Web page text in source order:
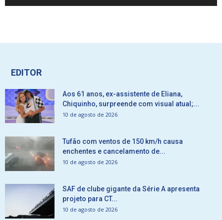
EDITOR
Aos 61 anos, ex-assistente de Eliana,
Chiquinho, surpreende com visual atual;...
10 de agosto de 2026
Tufão com ventos de 150 km/h causa
enchentes e cancelamento de...
10 de agosto de 2026
SAF de clube gigante da Série A apresenta
projeto para CT...
10 de agosto de 2026